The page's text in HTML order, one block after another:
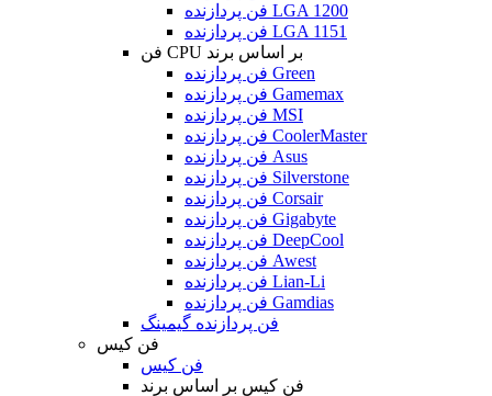
فن پردازنده LGA 1200
فن پردازنده LGA 1151
فن CPU بر اساس برند
فن پردازنده Green
فن پردازنده Gamemax
فن پردازنده MSI
فن پردازنده CoolerMaster
فن پردازنده Asus
فن پردازنده Silverstone
فن پردازنده Corsair
فن پردازنده Gigabyte
فن پردازنده DeepCool
فن پردازنده Awest
فن پردازنده Lian-Li
فن پردازنده Gamdias
فن پردازنده گیمینگ
فن کیس
فن کیس
فن کیس بر اساس برند